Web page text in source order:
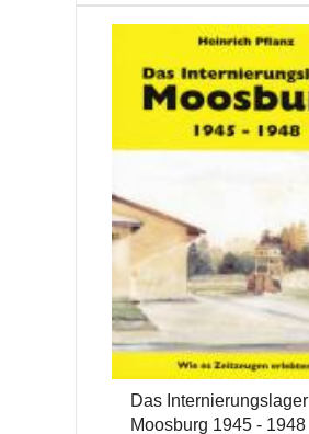
Das Internierungslager
Moosburg 1945 - 1948